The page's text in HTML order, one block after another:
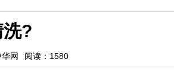
?
网 阅读：1580